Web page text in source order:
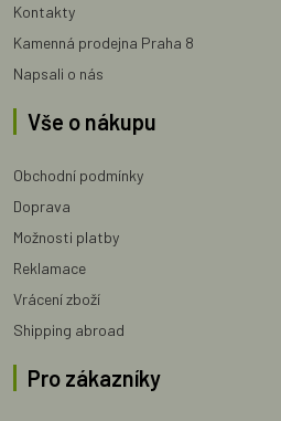
Kontakty
Kamenná prodejna Praha 8
Napsali o nás
Vše o nákupu
Obchodní podmínky
Doprava
Možnosti platby
Reklamace
Vrácení zboží
Shipping abroad
Pro zákazníky